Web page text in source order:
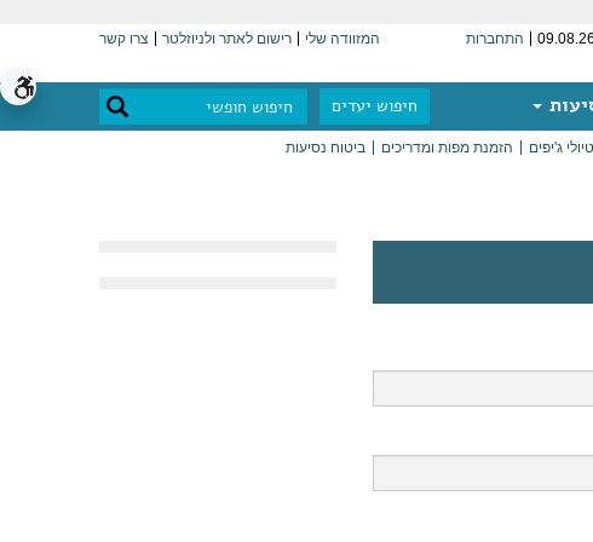
09.08.26 התחברות המזוודה שלי רישום לאתר ולניוזלטר צרו קשר
חיפוש יעדים
טיולי ג'יפים הזמנת מפות ומדריכים ביטוח נסיעות